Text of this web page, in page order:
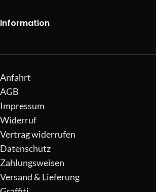
Information
Anfahrt
AGB
Impressum
Widerruf
Vertrag widerrufen
Datenschutz
Zahlungsweisen
Versand & Lieferung